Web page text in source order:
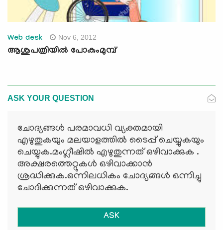
Web desk Nov 6, 2012
ആശുപത്രിയില്‍ പോകുംമുമ്പ്‌
ASK YOUR QUESTION
ചോദ്യങ്ങള്‍ പരമാവധി വ്യക്തമായി
എഴുതുകയും മലയാളത്തില്‍ ടൈപ്പ് ചെയ്യുകയും
ചെയ്യുക.മംഗ്ലീഷില്‍ എഴുതുന്നത് ഒഴിവാക്കുക .
അക്ഷരത്തെറ്റുകള്‍ ഒഴിവാക്കാന്‍
ശ്രദ്ധിക്കുക.ഒന്നിലധികം ചോദ്യങ്ങള്‍ ഒന്നിച്ചു
ചോദിക്കുന്നത് ഒഴിവാക്കുക.
ASK